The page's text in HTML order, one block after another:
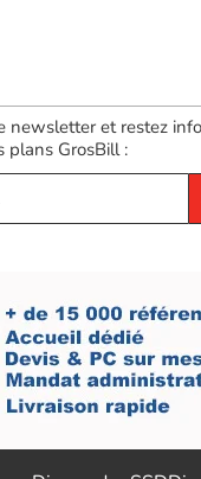
newsletter et restez
plans GrosBill :